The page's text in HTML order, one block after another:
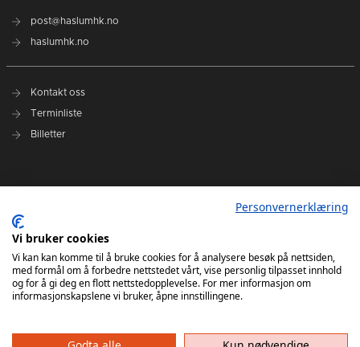
post@haslumhk.no
haslumhk.no
Kontakt oss
Terminliste
Billetter
Ansvarlig redaktør: Tore Solberg
Personvernerklæring
Vi bruker cookies
Vi kan kan komme til å bruke cookies for å analysere besøk på nettsiden,
med formål om å forbedre nettstedet vårt, vise personlig tilpasset innhold
og for å gi deg en flott nettstedopplevelse. For mer informasjon om
informasjonskapslene vi bruker, åpne innstillingene.